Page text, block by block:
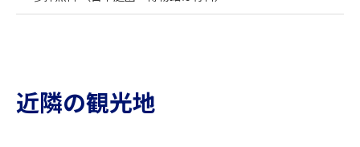
近隣の観光地